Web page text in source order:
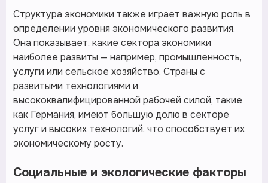
Структура экономики также играет важную роль в
определении уровня экономического развития.
Она показывает, какие сектора экономики
наиболее развиты — например, промышленность,
услуги или сельское хозяйство. Страны с
развитыми технологиями и
высококвалифицированной рабочей силой, такие
как Германия, имеют большую долю в секторе
услуг и высоких технологий, что способствует их
экономическому росту.
Социальные и экологические факторы